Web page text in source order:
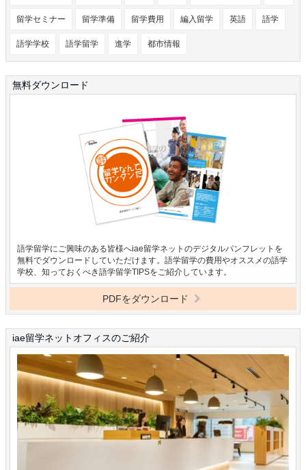
留学セミナー 留学準備 留学費用 編入留学 英語 語学
語学学校 語学留学 進学 都市情報
無料ダウンロード
語学留学にご興味のある皆様へiae留学ネットのデジタルパンフレットを
無料でダウンロードしていただけます。語学留学の費用やオススメの語学
学校、知っておくべき語学留学TIPSをご紹介しています。
PDFをダウンロード
iae留学ネットオフィスのご紹介